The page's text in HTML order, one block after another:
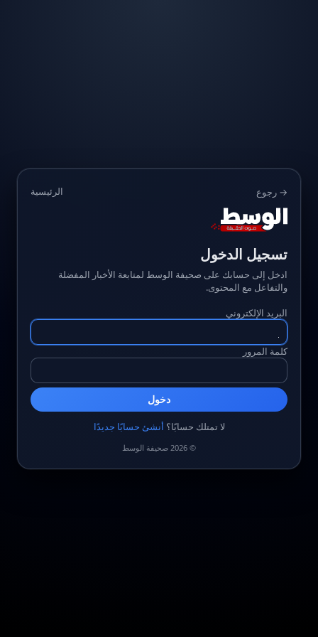
→ رجوع الرئيسية
تسجيل الدخول
ادخل إلى حسابك على صحيفة الوسط لمتابعة الأخبار المفضلة
والتفاعل مع المحتوى.
البريد الإلكتروني
كلمة المرور
دخول
لا تمتلك حسابًا؟ أنشئ حسابًا جديدًا
© 2026 صحيفة الوسط